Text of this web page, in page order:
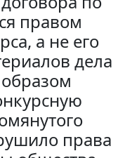
правом
а не его
дела
права